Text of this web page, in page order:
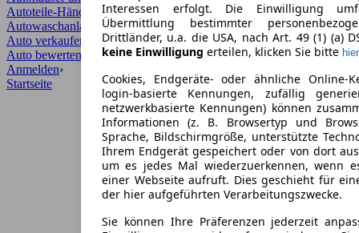
Interessen erfolgt. Die Einwilligung
Übermittlung bestimmter
Drittländer, u.a. die USA, nach Art. 49 (1) (a)
keine Einwilligung erteilen, klicken Sie bitte hier
Cookies, Endgeräte- oder ähnliche Online-
login-basierte Kennungen, zufällig
netzwerkbasierte Kennungen) können
Informationen (z. B. Browsertyp und
Sprache, Bildschirmgröße, unterstützte
Ihrem Endgerät gespeichert oder von dort
um es jedes Mal wiederzuerkennen, wenn
einer Webseite aufruft. Dies geschieht für
der hier aufgeführten Verarbeitungszwecke.
Sie können Ihre Präferenzen jederzeit
Autoteile-Händler
Autowaschanlagen
Auto verkaufen
Auto bewerten
Anmelden›
Startseite